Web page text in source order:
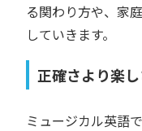
る関わり方や、家
していきます。
正確さより楽
ミュージカル英語